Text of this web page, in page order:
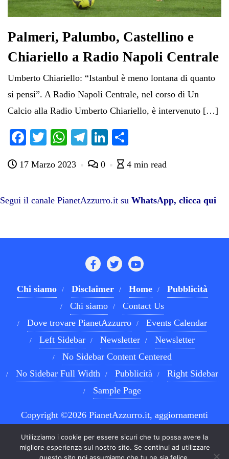
Palmeri, Palumbo, Castellino e
Chiariello a Radio Napoli Centrale
Umberto Chiariello: “Istanbul è meno lontana di quanto
si pensi”. A Radio Napoli Centrale, nel corso di Un
Calcio alla Radio Umberto Chiariello, è intervenuto […]
Fa
bo
T
tte
W
ts
pp
Te
gr
m
Li
ed di
di
17 Marzo 2023 0 4 min read
Segui il canale PianetAzzurro.it su WhatsApp, clicca qui
Chi siamo Disclaimer Home
Pubblicità
Chi siamo
Contact Us
Dove trovare PianetAzzurro
Events Calendar
Left Sidebar
Newsletter
Newsletter
No Sidebar Content Centered
No Sidebar Full Width
Pubblicità
Right Sidebar
Sample Page
Copyright ©2026 PianetAzzurro.it, aggiornamenti
rights reserved.Powered byWordPress & Designed by
Utilizziamo i cookie per essere sicuri che tu possa avere la
migliore esperienza sul nostro sito. Se continui ad utilizzare